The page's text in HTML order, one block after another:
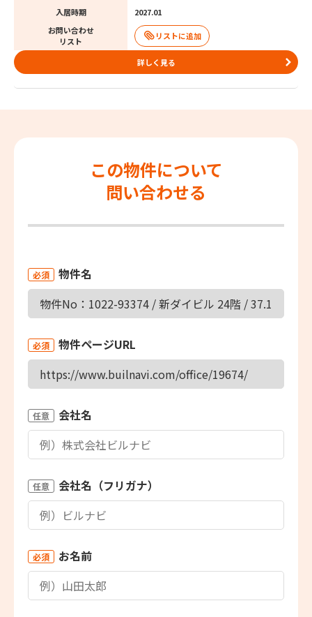
入居時期
2027.01
お問い合わせ
リスト
詳しく見る
この物件について
問い合わせる
必須 物件名
必須 物件ページURL
任意 会社名
任意 会社名（フリガナ）
必須 お名前